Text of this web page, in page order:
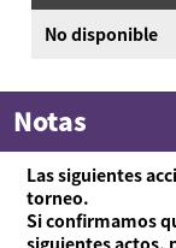
No disponible
Notas
Las siguientes
torneo.
Si confirmamos